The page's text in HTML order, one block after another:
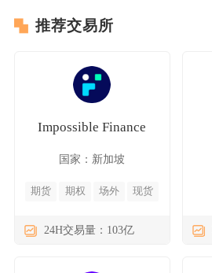
推荐交易所
Impossible Finance
国家：新加坡
期货 期权 场外 现货
24H交易量：103亿